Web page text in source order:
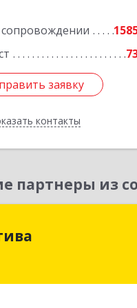
заявку
контакты
заявку
Назад
партнеры из
обл, Камышин